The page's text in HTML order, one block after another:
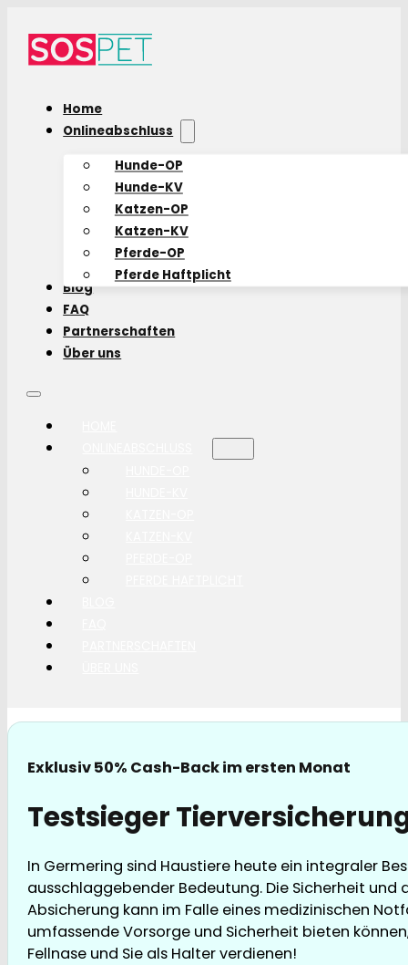
Home
Onlineabschluss
Hunde-OP
Hunde-KV
Katzen-OP
Katzen-KV
Pferde-OP
Pferde Haftplicht
Blog
FAQ
Partnerschaften
Über uns
Exklusiv 50% Cash-Back im ersten Monat
Testsieger
In Germering sind Haustiere heute ein integraler
ausschlaggebender Bedeutung. Die Sicherheit
Absicherung kann im Falle eines medizinischen
umfassende Vorsorge und Sicherheit bieten
Fellnase und Sie als Halter verdienen!